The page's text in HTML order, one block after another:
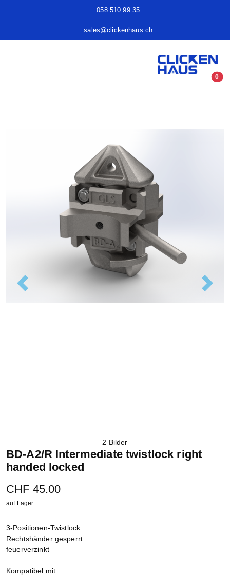
058 510 99 35
sales@clickenhaus.ch
0
Previous Next
2 Bilder
BD-A2/R Intermediate twistlock right
handed locked
CHF 45.00
auf Lager
3-Positionen-Twistlock
Rechtshänder gesperrt
feuerverzinkt
Kompatibel mit :